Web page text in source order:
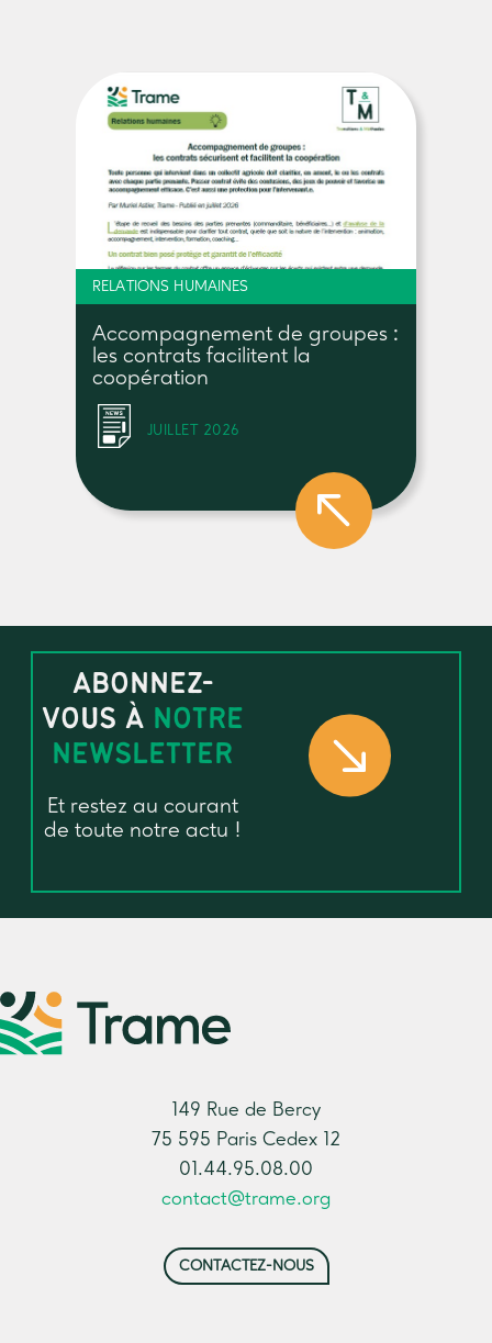
RELATIONS HUMAINES
Accompagnement de groupes :
les contrats facilitent la
coopération
JUILLET 2026
ABONNEZ-
VOUS À NOTRE
NEWSLETTER
Et restez au courant
de toute notre actu !
149 Rue de Bercy
75 595 Paris Cedex 12
01.44.95.08.00
contact@trame.org
CONTACTEZ-NOUS